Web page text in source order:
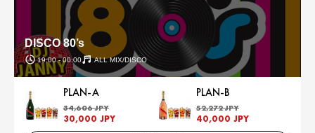
DISCO 80’s
19:00 - 00:00 ALL MIX/DISCO
PLAN-A
34,606 JPY
30,000 JPY
PLAN-B
52,272 JPY
40,000 JPY